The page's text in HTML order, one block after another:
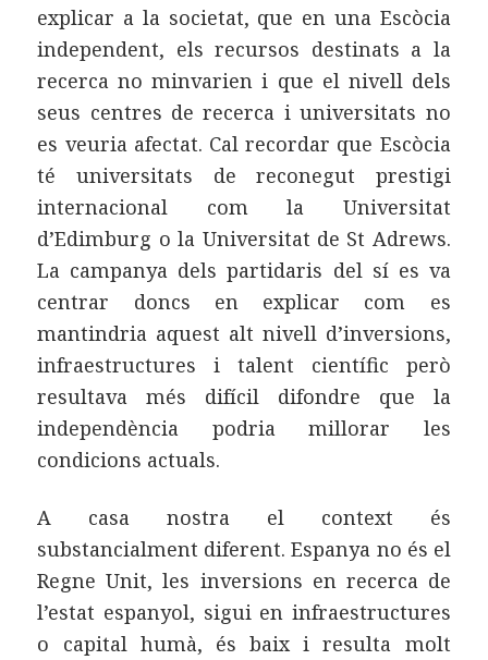
explicar a la societat, que en una Escòcia
independent, els recursos destinats a la
recerca no minvarien i que el nivell dels
seus centres de recerca i universitats no
es veuria afectat. Cal recordar que Escòcia
té universitats de reconegut prestigi
internacional com la Universitat
d’Edimburg o la Universitat de St Adrews.
La campanya dels partidaris del sí es va
centrar doncs en explicar com es
mantindria aquest alt nivell d’inversions,
infraestructures i talent científic però
resultava més difícil difondre que la
independència podria millorar les
condicions actuals.
A casa nostra el context és
substancialment diferent. Espanya no és el
Regne Unit, les inversions en recerca de
l’estat espanyol, sigui en infraestructures
o capital humà, és baix i resulta molt